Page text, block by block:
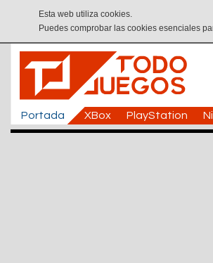
Esta web utiliza cookies.
Puedes comprobar las cookies esenciales
Portada XBox PlayStation